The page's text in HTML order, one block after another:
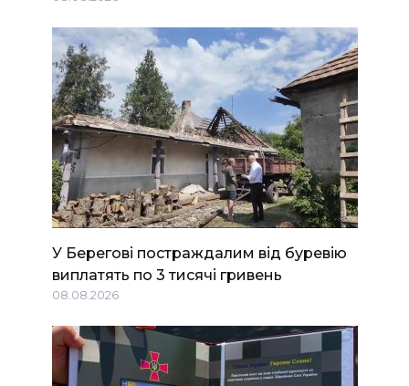
У Берегові постраждалим від буревію
виплатять по 3 тисячі гривень
08.08.2026